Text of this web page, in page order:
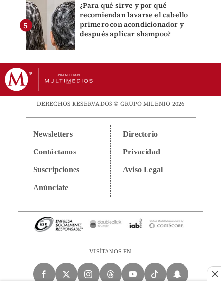
¿Para qué sirve y por qué
recomiendan lavarse el cabello
primero con acondicionador y
después aplicar shampoo?
DERECHOS RESERVADOS © GRUPO MILENIO 2026
Newsletters
Contáctanos
Suscripciones
Anúnciate
Directorio
Privacidad
Aviso Legal
VISÍTANOS EN